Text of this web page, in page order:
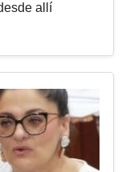
allí